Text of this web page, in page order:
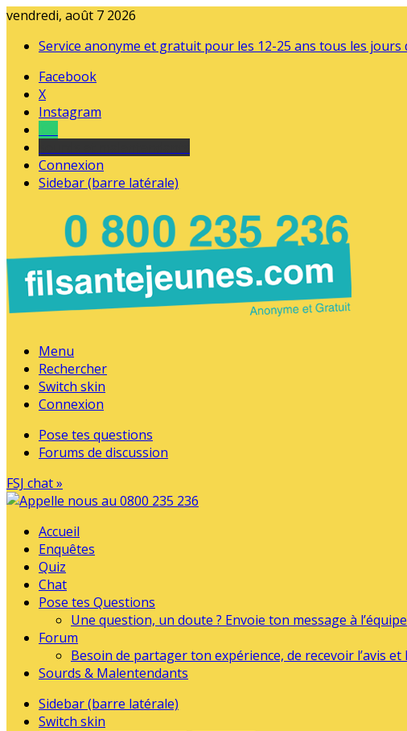
vendredi, août 7 2026
Service anonyme et gratuit pour les 12-25 ans tous les jours
Facebook
X
Instagram
Connexion
Sidebar (barre latérale)
Menu
Rechercher
Switch skin
Connexion
Pose tes questions
Forums de discussion
FSJ chat »
Accueil
Enquêtes
Quiz
Chat
Pose tes Questions
Une question, un doute ? Envoie ton message à
Forum
Besoin de partager ton expérience, de recevoir l’avis
Sourds & Malentendants
Sidebar (barre latérale)
Switch skin